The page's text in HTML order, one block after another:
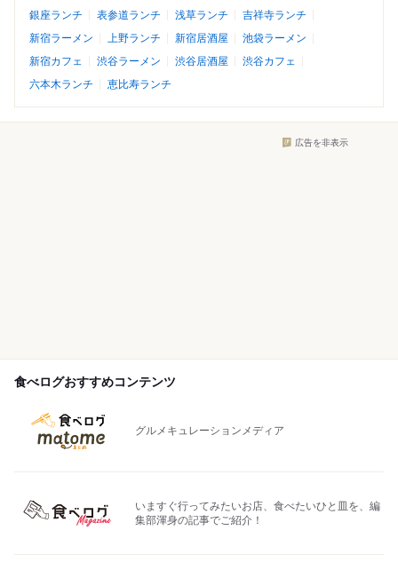
銀座ランチ
表参道ランチ 浅草ランチ
吉祥寺ランチ
新宿ラーメン
上野ランチ 新宿居酒屋
池袋ラーメン
新宿カフェ
渋谷ラーメン 渋谷居酒屋
渋谷カフェ
六本木ランチ
恵比寿ランチ
広告を非表示
食べログおすすめコンテンツ
グルメキュレーションメディア
いますぐ行ってみたいお店、食べたいひと皿を、編
集部渾身の記事でご紹介！